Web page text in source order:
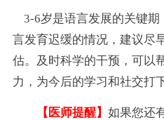
3-6岁是语言发展的关键期
言发育迟缓的情况，建议尽
估。及时科学的干预，可以
力，为今后的学习和社交打
【医师提醒】 如果您还